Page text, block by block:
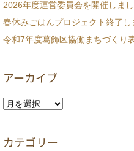
2026年度運営委員会を開催しま
春休みごはんプロジェクト終了し
令和7年度葛飾区協働まちづくり
アーカイブ
ア
イ
カテゴリー